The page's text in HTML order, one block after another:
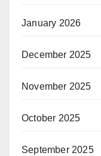
January 2026
December 2025
November 2025
October 2025
September 2025